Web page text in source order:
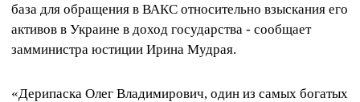
база для обращения в ВАКС относительно взыскания его
активов в Украине в доход государства - сообщает
замминистра юстиции Ирина Мудрая.
«Дерипаска Олег Владимирович, один из самых богатых